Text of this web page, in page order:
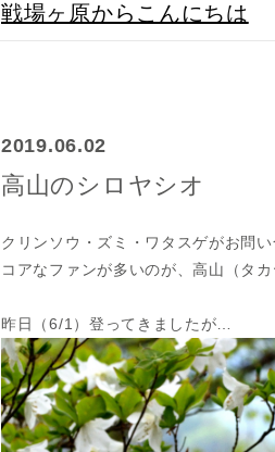
戦場ヶ原からこんにちは
2019.06.02
高山のシロヤシオ
クリンソウ・ズミ・ワタスゲがお問
コアなファンが多いのが、高山（タカ
昨日（6/1）登ってきましたが…